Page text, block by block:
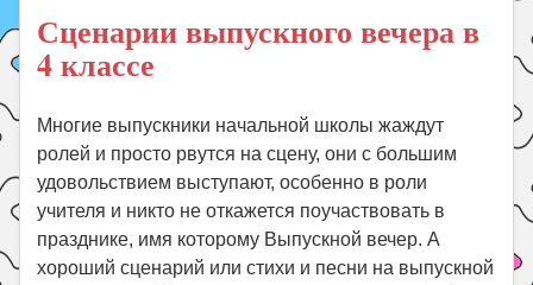
Уроки
ГДЗ
Психология
Летом!
Поиск
Сценарии выпускного вечера в
4 классе
Многие выпускники начальной школы жаждут
ролей и просто рвутся на сцену, они с большим
удовольствием выступают, особенно в роли
учителя и никто не откажется поучаствовать в
празднике, имя которому Выпускной вечер. А
хороший сценарий или стихи и песни на выпускной